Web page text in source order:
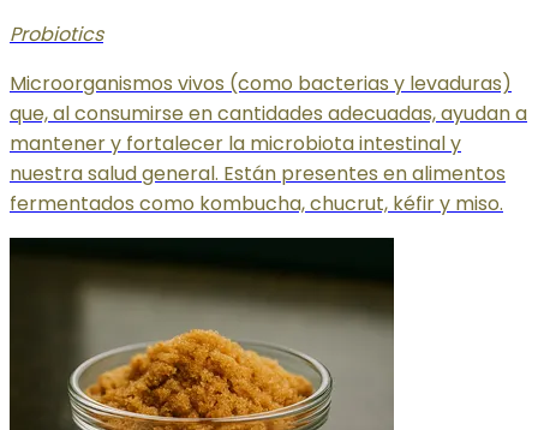
Probiotics
Microorganismos vivos (como bacterias y levaduras)
que, al consumirse en cantidades adecuadas, ayudan a
mantener y fortalecer la microbiota intestinal y
nuestra salud general. Están presentes en alimentos
fermentados como kombucha, chucrut, kéfir y miso.